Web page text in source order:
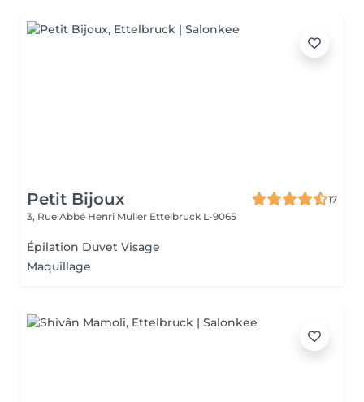
Petit Bijoux
17
3, Rue Abbé Henri Muller Ettelbruck L-9065
Épilation Duvet Visage
Maquillage